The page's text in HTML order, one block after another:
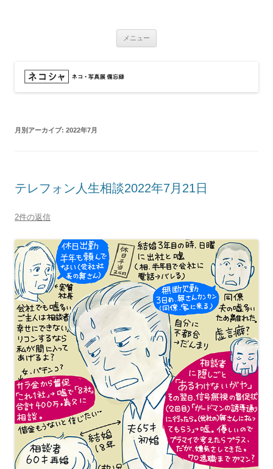
メニュー
月別アーカイブ: 2022年7月
テレフォン人生相談2022年7月21日
2件の返信